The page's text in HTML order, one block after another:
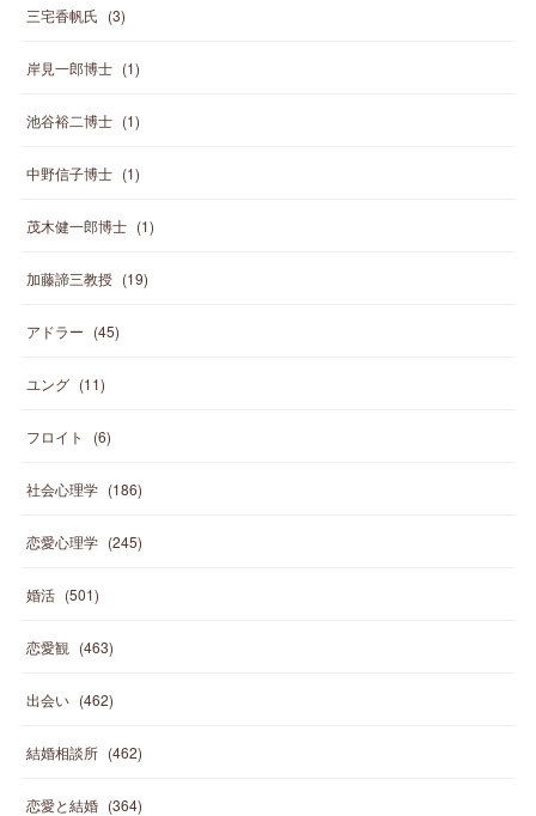
三宅香帆氏 (3)
岸見一郎博士 (1)
池谷裕二博士 (1)
中野信子博士 (1)
茂木健一郎博士 (1)
加藤諦三教授 (19)
アドラー (45)
ユング (11)
フロイト (6)
社会心理学 (186)
恋愛心理学 (245)
婚活 (501)
恋愛観 (463)
出会い (462)
結婚相談所 (462)
恋愛と結婚 (364)